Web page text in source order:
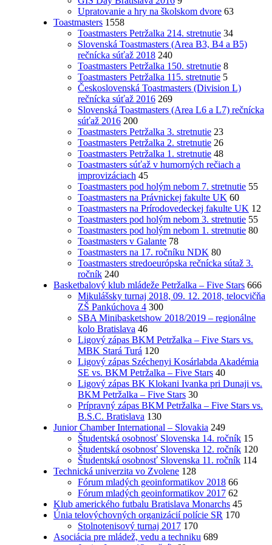
Upratovanie a hry na školskom dvore 63
Toastmasters 1558
Toastmasters Petržalka 214. stretnutie 34
Slovenská Toastmasters (Area B3, B4 a B5)
rečnícka súťaž 2018 240
Toastmasters Petržalka 150. stretnutie 8
Toastmasters Petržalka 115. stretnutie 5
Československá Toastmasters (Division L)
rečnícka súťaž 2016 269
Slovenská Toastmasters (Area L6 a L7) rečnícka
súťaž 2016 200
Toastmasters Petržalka 3. stretnutie 23
Toastmasters Petržalka 2. stretnutie 26
Toastmasters Petržalka 1. stretnutie 48
Toastmasters súťaž v humorných rečiach a
improvizáciach 45
Toastmasters pod holým nebom 7. stretnutie 55
Toastmasters na Právnickej fakulte UK 60
Toastmasters na Prírodovedeckej fakulte UK 12
Toastmasters pod holým nebom 3. stretnutie 55
Toastmasters pod holým nebom 1. stretnutie 80
Toastmasters v Galante 78
Toastmasters na 17. ročníku NDK 80
Toastmasters stredoeurópska rečnícka sútaž 3.
ročník 240
Basketbalový klub mládeže Petržalka – Five Stars 666
Mikulášsky turnaj 2018, 09. 12. 2018, telocvičňa
ZŠ Pankúchova 4 300
SBA Minibasketshow 2018/2019 – regionálne
kolo Bratislava 46
Ligový zápas BKM Petržalka – Five Stars vs.
MBK Stará Turá 120
Ligový zápas Széchenyi Kosárlabda Akadémia
SE vs. BKM Petržalka – Five Stars 40
Ligový zápas BK Klokani Ivanka pri Dunaji vs.
BKM Petržalka – Five Stars 30
Prípravný zápas BKM Petržalka – Five Stars vs.
B.S.C. Bratislava 130
Junior Chamber International – Slovakia 249
Študentská osobnosť Slovenska 14. ročník 15
Študentská osobnosť Slovenska 12. ročník 120
Študentská osobnosť Slovenska 11. ročník 114
Technická univerzita vo Zvolene 128
Fórum mladých geoinformatikov 2018 66
Fórum mladých geoinformatikov 2017 62
Klub amerického futbalu Bratislava Monarchs 45
Únia telovýchovných organizácií polície SR 170
Stolnotenisový turnaj 2017 170
Asociácia pre mládež, vedu a techniku 689